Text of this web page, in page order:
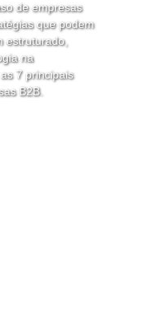
de empresas
que podem
estruturado,
na
7 principais
B2B.